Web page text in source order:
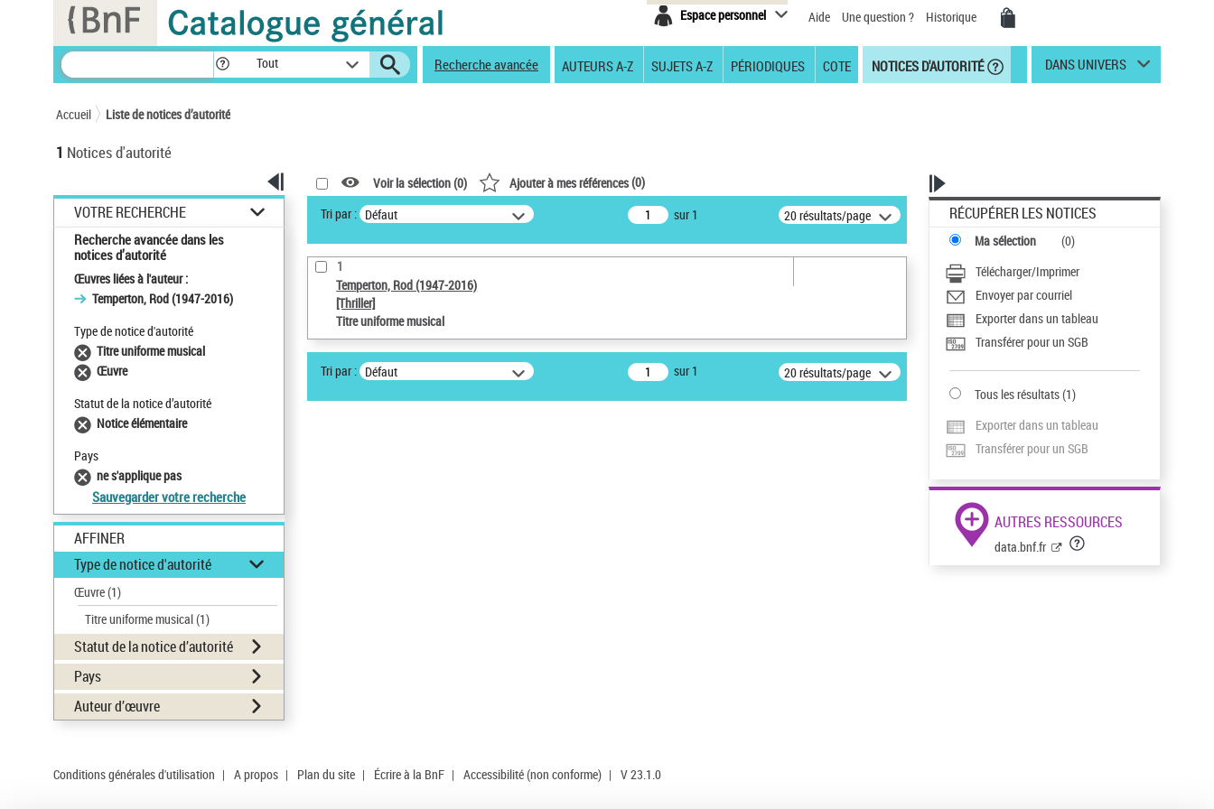
Espace personnel Aide Une question ? Historique
Tout Recherche avancée AUTEURS A-Z SUJETS A-Z PÉRIODIQUES COTE NOTICES D'AUTORITÉ DANS UNIVERS
Accueil Liste de notices d’autorité
1 Notices d'autorité
VOTRE RECHERCHE
Recherche avancée dans les
notices d’autorité
Œuvres liées à l'auteur :
Temperton, Rod (1947-2016)
Type de notice d'autorité
Titre uniforme musical
Œuvre
Statut de la notice d’autorité
Notice élémentaire
Pays
ne s'applique pas
Sauvegarder votre recherche
AFFINER
Type de notice d'autorité
Œuvre(1)
Titre uniforme musical(1)
Statut de la notice d’autorité
Pays
Auteur d’œuvre
Voir la sélection (0) Ajouter à mes références(0)
Tri par : Défaut sur 1 20 résultats/page
1
Temperton, Rod (1947-2016)
[Thriller]
Titre uniforme musical
Tri par : Défaut sur 1 20 résultats/page
RÉCUPÉRER LES NOTICES
Ma sélection (0)
Télécharger/Imprimer
Envoyer par courriel
Exporter dans un tableau
Transférer pour un SGB
Tous les résultats(1)
Exporter dans un tableau
Transférer pour un SGB
AUTRES RESSOURCES
data.bnf.fr
Conditions générales d'utilisation | A propos | Plan du site | Écrire à la BnF | Accessibilité (non conforme) | V 23.1.0
Panneau de gestion des cookies